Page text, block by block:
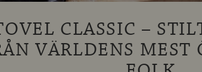
CLASSIC –
VÄRLDENS MEST